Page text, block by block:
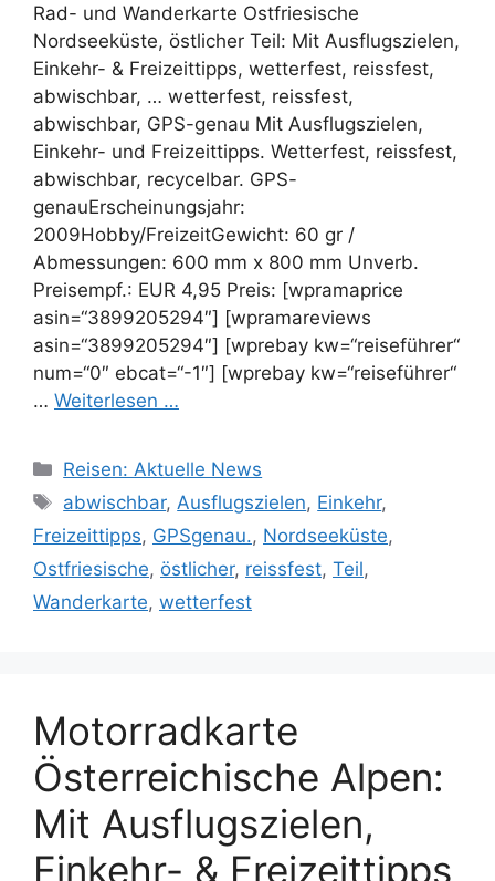
Rad- und Wanderkarte Ostfriesische
Nordseeküste, östlicher Teil: Mit Ausflugszielen,
Einkehr- & Freizeittipps, wetterfest, reissfest,
abwischbar, … wetterfest, reissfest,
abwischbar, GPS-genau Mit Ausflugszielen,
Einkehr- und Freizeittipps. Wetterfest, reissfest,
abwischbar, recycelbar. GPS-
genauErscheinungsjahr:
2009Hobby/FreizeitGewicht: 60 gr /
Abmessungen: 600 mm x 800 mm Unverb.
Preisempf.: EUR 4,95 Preis: [wpramaprice
asin=“3899205294″] [wpramareviews
asin=“3899205294″] [wprebay kw=“reiseführer“
num=“0″ ebcat=“-1″] [wprebay kw=“reiseführer“
… Weiterlesen …
Kategorien
Reisen: Aktuelle News
Schlagwörter
abwischbar, Ausflugszielen, Einkehr,
Freizeittipps, GPSgenau., Nordseeküste,
Ostfriesische, östlicher, reissfest, Teil,
Wanderkarte, wetterfest
Motorradkarte
Österreichische Alpen:
Mit Ausflugszielen,
Einkehr- & Freizeittipps